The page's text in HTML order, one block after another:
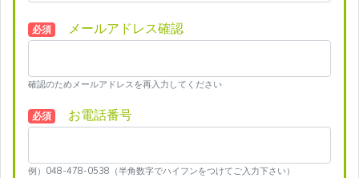
必須 メールアドレス確認
確認のためメールアドレスを再入力してください
必須 お電話番号
例）048-478-0538（半角数字でハイフンをつけてご入力下さい）